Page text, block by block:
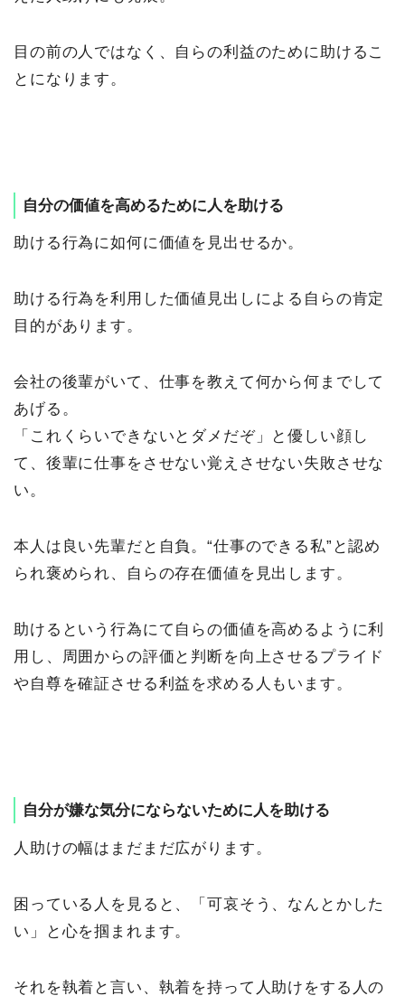
目の前の人ではなく、自らの利益のために助けるこ
とになります。
自分の価値を高めるために人を助ける
助ける行為に如何に価値を見出せるか。
助ける行為を利用した価値見出しによる自らの肯定
目的があります。
会社の後輩がいて、仕事を教えて何から何までして
あげる。
「これくらいできないとダメだぞ」と優しい顔し
て、後輩に仕事をさせない覚えさせない失敗させな
い。
本人は良い先輩だと自負。“仕事のできる私”と認め
られ褒められ、自らの存在価値を見出します。
助けるという行為にて自らの価値を高めるように利
用し、周囲からの評価と判断を向上させるプライド
や自尊を確証させる利益を求める人もいます。
自分が嫌な気分にならないために人を助ける
人助けの幅はまだまだ広がります。
困っている人を見ると、「可哀そう、なんとかした
い」と心を掴まれます。
それを執着と言い、執着を持って人助けをする人の